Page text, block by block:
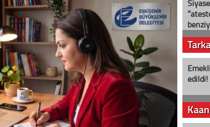
edildi!